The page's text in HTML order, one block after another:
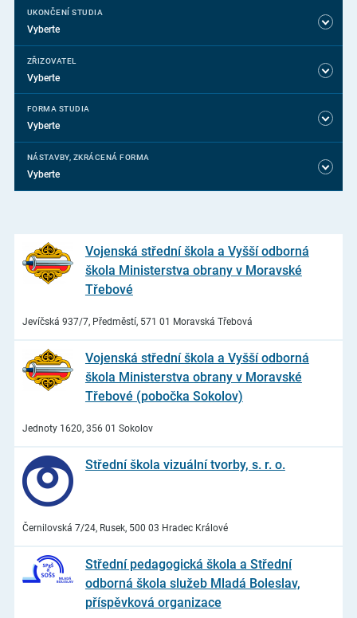
UKONČENÍ STUDIA
Vyberte
ZŘIZOVATEL
Vyberte
FORMA STUDIA
Vyberte
NÁSTAVBY, ZKRÁCENÁ FORMA
Vyberte
Vojenská střední škola a Vyšší odborná
škola Ministerstva obrany v Moravské
Třebové
Jevíčská 937/7, Předměstí, 571 01 Moravská Třebová
Vojenská střední škola a Vyšší odborná
škola Ministerstva obrany v Moravské
Třebové (pobočka Sokolov)
Jednoty 1620, 356 01 Sokolov
Střední škola vizuální tvorby, s. r. o.
Černilovská 7/24, Rusek, 500 03 Hradec Králové
Střední pedagogická škola a Střední
odborná škola služeb Mladá Boleslav,
příspěvková organizace